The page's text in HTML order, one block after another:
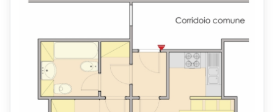
Acquedotto
Le spese delle Pulizie Finali e Sanificazione,
vengono quantificate per un Importo a Forfait di Euro 80.
Posizione dell'Appartamento Affitto Bilocale Le-Motte
L'Appartamento Affitto Bilocale Abetone Le-Motte Sei posti letto,
è ubicato a 150 metri dalle piste da sci di